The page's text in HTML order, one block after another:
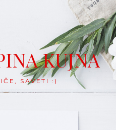
KUJNA
SAVETI :)